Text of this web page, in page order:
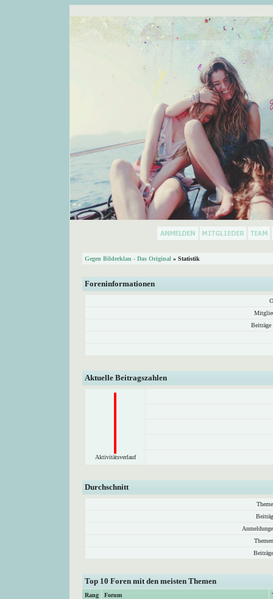
Gegen Bilderklau - Das Original » Statistik
Foreninformationen
Beiträge
Aktuelle Beitragszahlen
Aktivitätsverlauf
Durchschnitt
Top 10 Foren mit den meisten Themen
Rang Forum